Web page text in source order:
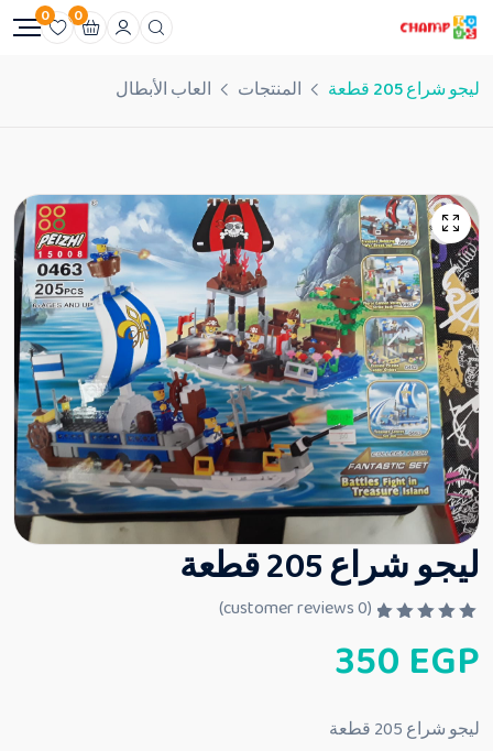
0
0
ليجو شراع 205 قطعة المنتجات العاب الأبطال
ليجو شراع 205 قطعة
م
ا
ي
(
0
350 EGP
ليجو شراع 205 قطعة